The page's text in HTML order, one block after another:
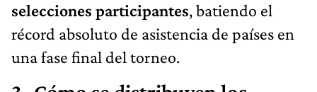
selecciones participantes, batiendo el
récord absoluto de asistencia de países en
una fase final del torneo.